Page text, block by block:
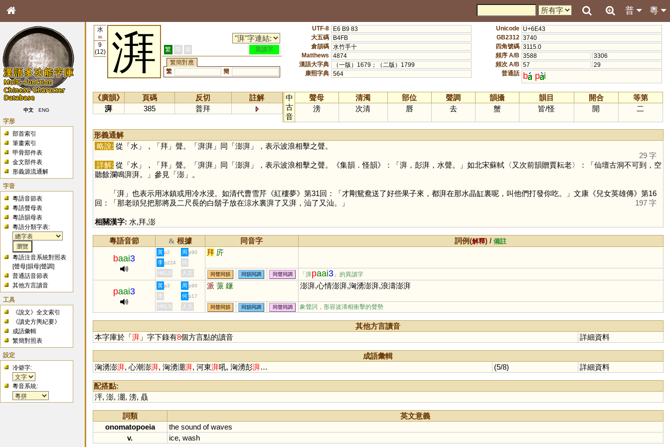
粵
普
中文 ENG
字形
部首索引
筆畫索引
甲骨部件表
金文部件表
形義源流通解
字音
粵語音節表
粵語聲母表
粵語韻母表
粵語分類字表:
粵語注音系統對照表
[聲母 |韻母 |聲調]
普通話音節表
其他方言讀音
工具
《說文》全文索引
《讀史方輿紀要》
成語彙輯
繁簡對照表
設定
冷僻字:
粵音系統:
水
85
9
(12)
湃 繁 簡 港
異讀字
繁簡對應
繁
簡
UTF-8
E6 B9 83
大五碼
B4FB
倉頡碼 水竹手十
Matthews
4874
漢語大字典
（一版）1679；（二版）1799
康熙字典 564
Unicode U+6E43
GB2312 3740
四角號碼 3115.0
頻序 A/B 3588
3306
頻次 A/B 57
29
普通話 b p i
《廣韻》 頁碼 反切
註解
湃
385 普拜
中
古
音
聲母 清濁 部位 聲調 韻攝 韻目 開合
等第
滂
次清 唇 去 蟹 皆/怪 開 二
形義通解
略說: 從「 水」，「 拜」聲。「湃湃」同「澎湃」，表示波浪相擊之聲。
29 字
詳解: 從「 水」，「 拜」聲。「湃湃」同「澎湃」，表示波浪相擊之聲。《集韻．怪韻》：「湃，彭湃，水聲。」如北宋蘇軾〈又次前韻贈賈耘老〉：「仙壇古洞不可到，空
聽餘瀾鳴湃湃。」參見「 澎」。
「 湃」也表示用冰鎮或用冷水浸。如清代曹雪芹《紅樓夢》第31回：「才剛鴛鴦送了好些果子來，都湃在那水晶缸裏呢，叫他們打發你吃。」文康《兒女英雄傳》第16
回：「那老頭兒把那將及二尺長的白鬍子放在涼水裏湃了又湃，汕了又汕。」
197 字
相關漢字: 水,拜,澎
粵語音節 & 根據 同音字 詞例(解釋) /備註
baai3
黃 p2 周 p90 拜 庍
李 p224
何
HKLS
人文 同聲同韻 同韻同調 同聲同調 「湃paai3 」的異讀字
paai3
黃 p3 周 p90 派 蒎 鎃 澎湃,心情澎湃,洶湧澎湃,浪濤澎湃
李 何 p17
HKLS 人文 同聲同韻 同韻同調 同聲同調 象聲詞，形容波濤相衝擊的聲勢
其他方言讀音
本字庫於「湃」字下錄有8個方言點的讀音 詳細資料
成語彙輯
洶湧澎湃, 心潮澎湃, 洶湧淜湃, 河東湃吼, 洶湧彭湃… (5/8) 詳細資料
配搭點:
泙, 澎, 淜, 滂, 贔
詞類
英文意義
onomatopoeia
the sound of waves
v.
ice, wash